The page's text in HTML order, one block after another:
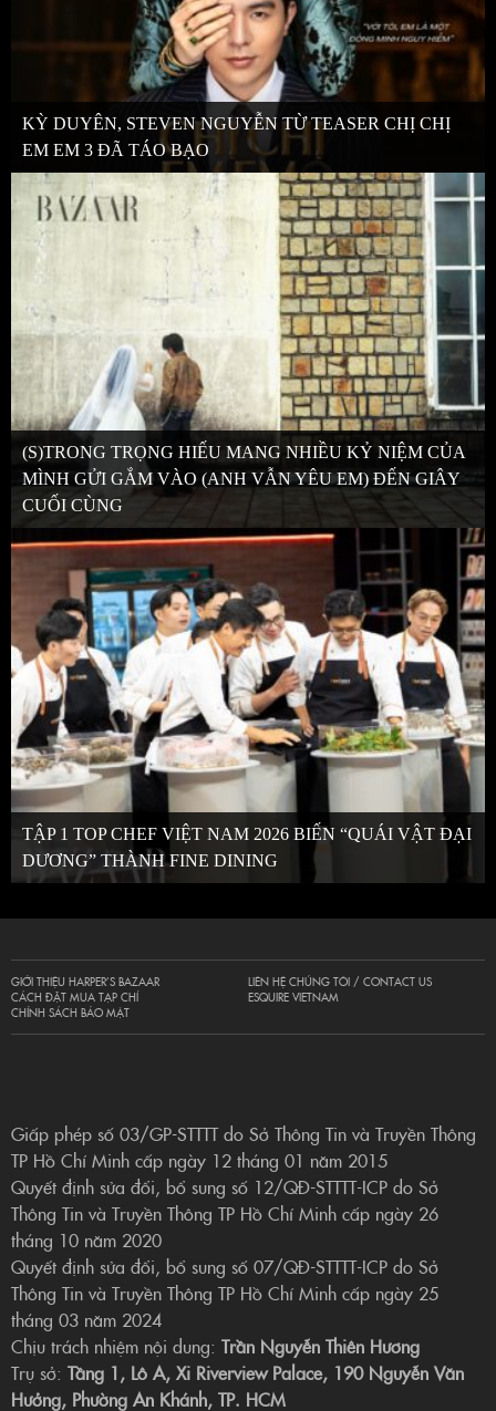
KỲ DUYÊN, STEVEN NGUYỄN TỪ TEASER CHỊ CHỊ
EM EM 3 ĐÃ TÁO BẠO
(S)TRONG TRỌNG HIẾU MANG NHIỀU KỶ NIỆM CỦA
MÌNH GỬI GẮM VÀO (ANH VẪN YÊU EM) ĐẾN GIÂY
CUỐI CÙNG
TẬP 1 TOP CHEF VIỆT NAM 2026 BIẾN “QUÁI VẬT ĐẠI
DƯƠNG” THÀNH FINE DINING
GIỚI THIỆU HARPER’S BAZAAR
CÁCH ĐẶT MUA TẠP CHÍ
CHÍNH SÁCH BẢO MẬT
LIÊN HỆ CHÚNG TÔI / CONTACT US
ESQUIRE VIETNAM
Giấp phép số 03/GP-STTTT do Sở Thông Tin và Truyền Thông
TP Hồ Chí Minh cấp ngày 12 tháng 01 năm 2015
Quyết định sửa đổi, bổ sung số 12/QĐ-STTTT-ICP do Sở
Thông Tin và Truyền Thông TP Hồ Chí Minh cấp ngày 26
tháng 10 năm 2020
Quyết định sửa đổi, bổ sung số 07/QĐ-STTTT-ICP do Sở
Thông Tin và Truyền Thông TP Hồ Chí Minh cấp ngày 25
tháng 03 năm 2024
Chịu trách nhiệm nội dung: Trần Nguyễn Thiên Hương
Trụ sở: Tầng 1, Lô A, Xi Riverview Palace, 190 Nguyễn Văn
Hưởng, Phường An Khánh, TP. HCM